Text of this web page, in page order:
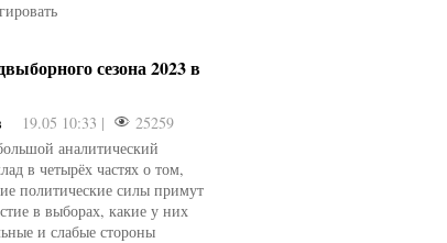
сезона 2023 в
19.05 10:33 |
25259
аналитический
в четырёх частях о том,
политические силы примут
в выборах, какие у них
и слабые стороны